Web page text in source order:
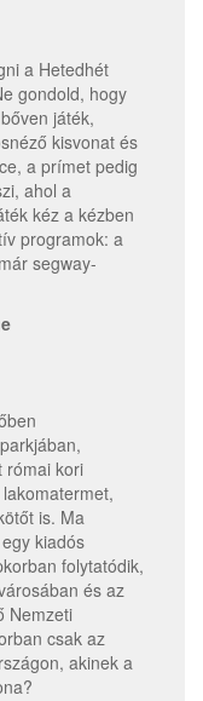
a Hetedhét
gondold, hogy
játék,
kisvonat és
a prímet pedig
ahol a
kéz a kézben
programok: a
segway-
római kori
is. Ma
kiadós
folytatódik,
és az
Nemzeti
csak az
akinek a